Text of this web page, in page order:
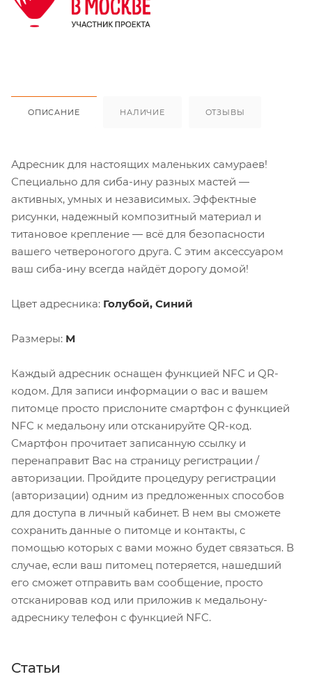
ОПИСАНИЕ НАЛИЧИЕ ОТЗЫВЫ
Адресник для настоящих маленьких самураев!
Специально для сиба-ину разных мастей —
активных, умных и независимых. Эффектные
рисунки, надежный композитный материал и
титановое крепление — всё для безопасности
вашего четвероногого друга. С этим аксессуаром
ваш сиба-ину всегда найдёт дорогу домой!
Цвет адресника: Голубой, Синий
Размеры: М
Каждый адресник оснащен функцией NFC и QR-
кодом. Для записи информации о вас и вашем
питомце просто прислоните смартфон с функцией
NFC к медальону или отсканируйте QR-код.
Смартфон прочитает записанную ссылку и
перенаправит Вас на страницу регистрации /
авторизации. Пройдите процедуру регистрации
(авторизации) одним из предложенных способов
для доступа в личный кабинет. В нем вы сможете
сохранить данные о питомце и контакты, с
помощью которых с вами можно будет связаться. В
случае, если ваш питомец потеряется, нашедший
его сможет отправить вам сообщение, просто
отсканировав код или приложив к медальону-
адреснику телефон с функцией NFC.
Статьи